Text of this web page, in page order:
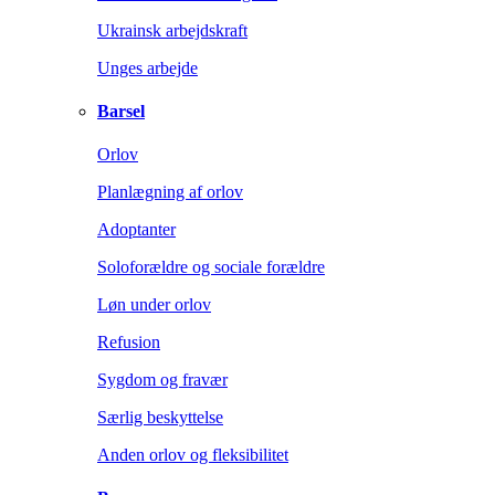
Ukrainsk arbejdskraft
Unges arbejde
Barsel
Orlov
Planlægning af orlov
Adoptanter
Soloforældre og sociale forældre
Løn under orlov
Refusion
Sygdom og fravær
Særlig beskyttelse
Anden orlov og fleksibilitet